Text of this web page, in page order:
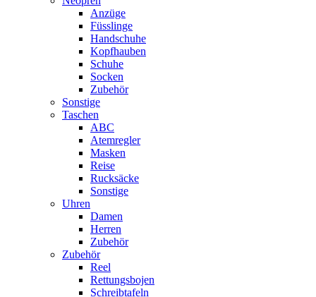
Anzüge
Füsslinge
Handschuhe
Kopfhauben
Schuhe
Socken
Zubehör
Sonstige
Taschen
ABC
Atemregler
Masken
Reise
Rucksäcke
Sonstige
Uhren
Damen
Herren
Zubehör
Zubehör
Reel
Rettungsbojen
Schreibtafeln